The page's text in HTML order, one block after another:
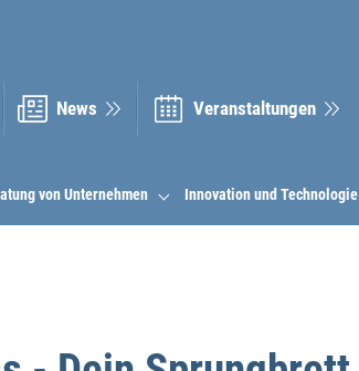
von Unternehmen Innovation und Technologie
News Veranstal­tungen